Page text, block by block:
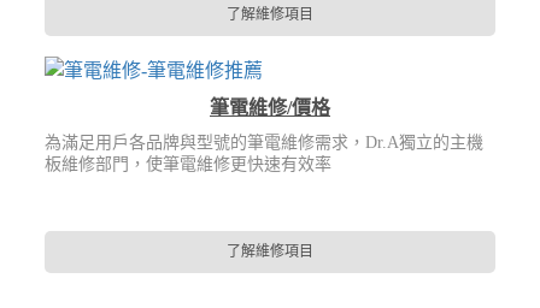
了解維修項目
筆電維修/價格
為滿足用戶各品牌與型號的筆電維修需求，Dr.A獨立的主機
板維修部門，使筆電維修更快速有效率
了解維修項目